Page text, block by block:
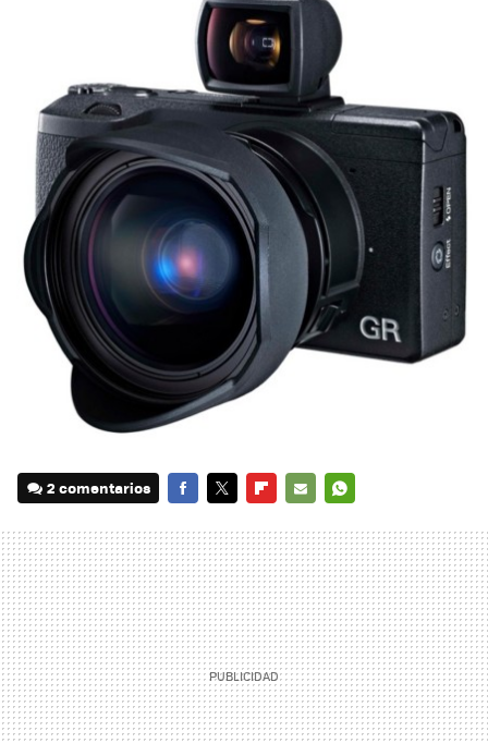
2 comentarios
MAIL